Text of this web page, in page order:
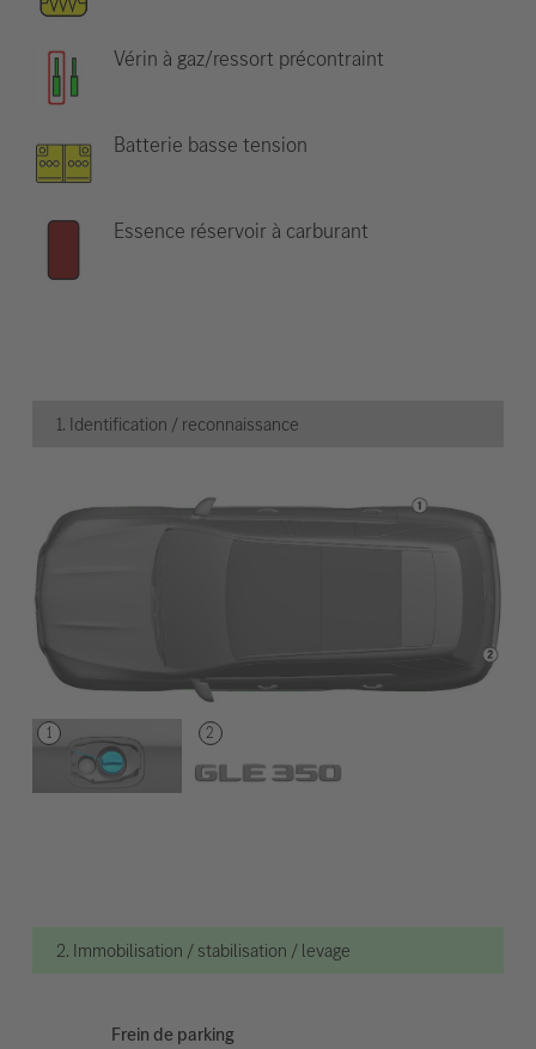
Vérin à gaz/ressort précontraint
Batterie basse tension
Essence réservoir à carburant
1. Identification / reconnaissance
2. Immobilisation / stabilisation / levage
Frein de parking